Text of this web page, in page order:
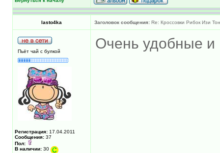
lasto4ka Заголовок сообщения: Re: Кроссовки Рибок Изи
Пьёт чай с булкой
Регистрация: 17.04.2011
Сообщения: 37
Пол:
В наличии: 30
Очень удобные и